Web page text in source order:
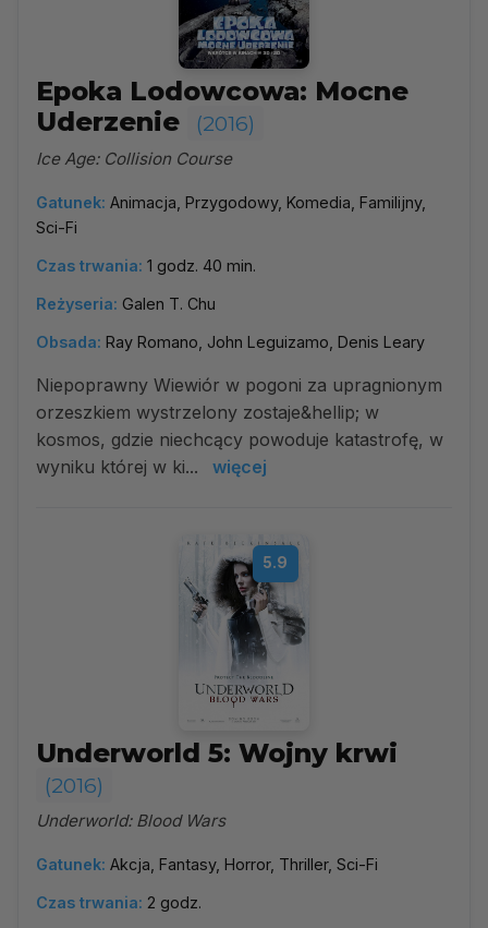
Epoka Lodowcowa: Mocne
Uderzenie
(2016)
Ice Age: Collision Course
Gatunek: Animacja, Przygodowy, Komedia, Familijny,
Sci-Fi
Czas trwania: 1 godz. 40 min.
Reżyseria: Galen T. Chu
Obsada: Ray Romano, John Leguizamo, Denis Leary
Niepoprawny Wiewiór w pogoni za upragnionym
orzeszkiem wystrzelony zostaje&hellip; w
kosmos, gdzie niechcący powoduje katastrofę, w
wyniku której w ki...
więcej
5.9
Underworld 5: Wojny krwi
(2016)
Underworld: Blood Wars
Gatunek: Akcja, Fantasy, Horror, Thriller, Sci-Fi
Czas trwania: 2 godz.